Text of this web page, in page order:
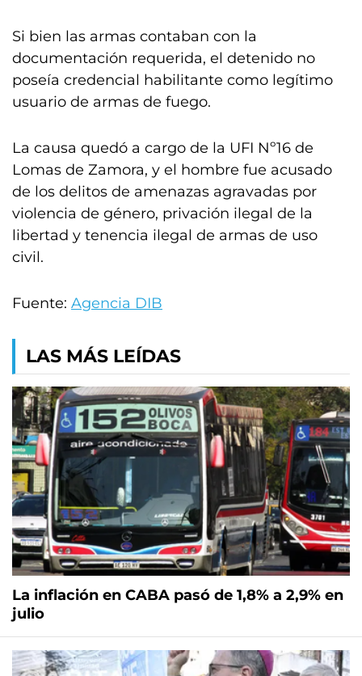
Si bien las armas contaban con la
documentación requerida, el detenido no
poseía credencial habilitante como legítimo
usuario de armas de fuego.
La causa quedó a cargo de la UFI Nº16 de
Lomas de Zamora, y el hombre fue acusado
de los delitos de amenazas agravadas por
violencia de género, privación ilegal de la
libertad y tenencia ilegal de armas de uso
civil.
Fuente: Agencia DIB
LAS MÁS LEÍDAS
La inflación en CABA pasó de 1,8% a 2,9% en
julio